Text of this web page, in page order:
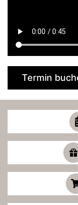
Termin